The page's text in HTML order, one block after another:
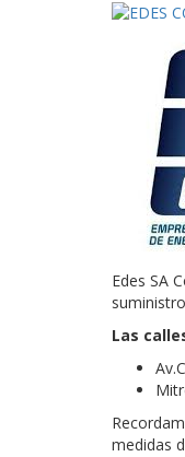
Edes SA
Las
medidas